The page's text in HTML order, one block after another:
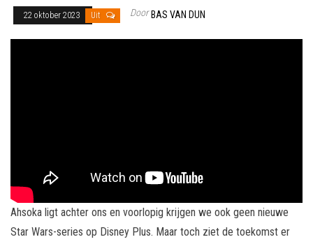
22 oktober 2023 Uit Door BAS VAN DUN
Ahsoka ligt achter ons en voorlopig krijgen we ook geen nieuwe
Star Wars-series op Disney Plus. Maar toch ziet de toekomst er